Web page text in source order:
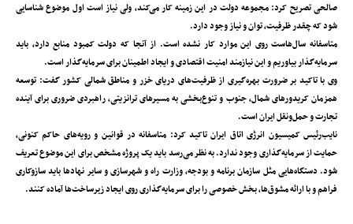
صالحی تصریح کرد: مجموعه دولت در این زمینه کار می‌کند، ولی نیاز است اول موضوع شناسایی
شود که چقدر ظرفیت، توان و نیاز وجود دارد.
متاسفانه سال‌هاست روی این موارد کار نشده است. از آنجا که دولت کمبود منابع دارد، باید
سرمایه‌گذار بیاوریم و این نیازمند امنیت اقتصادی و ایجاد اطمینان برای سرمایه‌گذار است.
وی با تاکید بر ضرورت بهره‌گیری از ظرفیت‌های دریای خزر و مناطق شمالی کشور گفت: توسعه
همزمان کریدورهای شمال، جنوب و تنوع‌بخشی به مسیرهای ترانزیتی، راهبردی ضروری برای آینده
تجارت و حمل‌ونقل ایران است.
نایب‌رئیس کمیسیون انرژی اتاق ایران تاکید کرد: متاسفانه در قوانین و رویه‌های حاکم کنونی،
حمایت از سرمایه‌گذاری وجود ندارد. به نظر می‌رسد باید یک پروژه مشخص برای این موضوع تعریف
شود. دستگاه‌هایی مثل سازمان برنامه و بودجه، وزارت راه و شهرسازی و سایر نهادها باید سازوکاری
فراهم و با ارائه مشوق‌ها، بخش خصوصی را برای سرمایه‌گذاری روی ایجاد زیرساخت‌ها آماده کنند.